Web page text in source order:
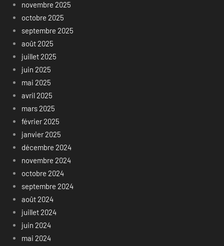
novembre 2025
octobre 2025
septembre 2025
août 2025
juillet 2025
juin 2025
mai 2025
avril 2025
mars 2025
février 2025
janvier 2025
décembre 2024
novembre 2024
octobre 2024
septembre 2024
août 2024
juillet 2024
juin 2024
mai 2024